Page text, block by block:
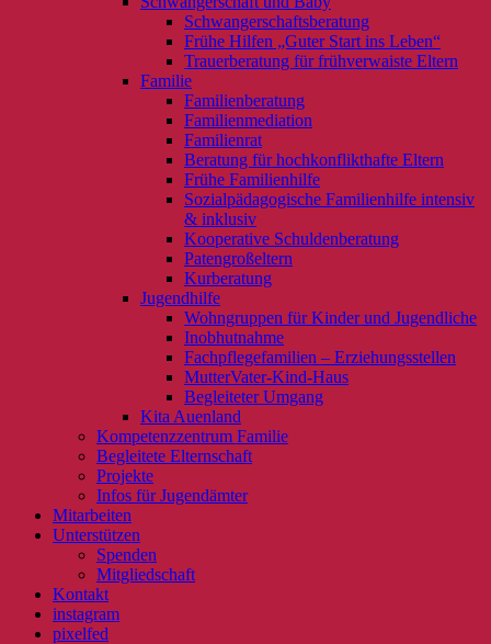
Schwangerschaftsberatung
Frühe Hilfen „Guter Start ins Leben“
Trauerberatung für frühverwaiste Eltern
Familie
Familienberatung
Familienmediation
Familienrat
Beratung für hochkonflikthafte Eltern
Frühe Familienhilfe
Sozialpädagogische Familienhilfe intensiv
& inklusiv
Kooperative Schuldenberatung
Patengroßeltern
Kurberatung
Jugendhilfe
Wohngruppen für Kinder und Jugendliche
Inobhutnahme
Fachpflegefamilien – Erziehungsstellen
MutterVater-Kind-Haus
Begleiteter Umgang
Kita Auenland
Kompetenzzentrum Familie
Begleitete Elternschaft
Projekte
Infos für Jugendämter
Mitarbeiten
Unterstützen
Spenden
Mitgliedschaft
Kontakt
instagram
pixelfed